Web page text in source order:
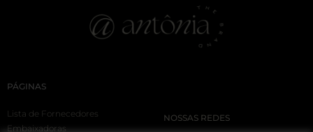
PÁGINAS
Lista de Fornecedores
Embaixadoras
NOSSAS REDES